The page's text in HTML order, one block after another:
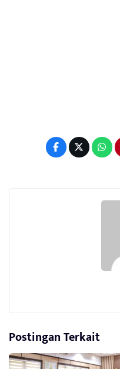
Postingan Terkait